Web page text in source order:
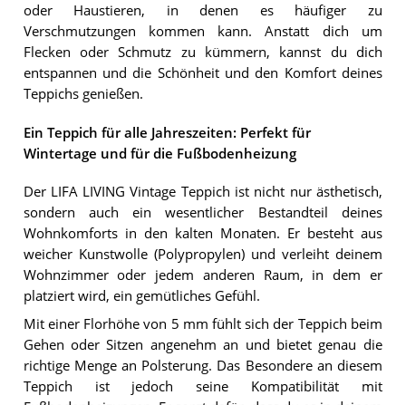
oder Haustieren, in denen es häufiger zu
Verschmutzungen kommen kann. Anstatt dich um
Flecken oder Schmutz zu kümmern, kannst du dich
entspannen und die Schönheit und den Komfort deines
Teppichs genießen.
Ein Teppich für alle Jahreszeiten: Perfekt für
Wintertage und für die Fußbodenheizung
Der LIFA LIVING Vintage Teppich ist nicht nur ästhetisch,
sondern auch ein wesentlicher Bestandteil deines
Wohnkomforts in den kalten Monaten. Er besteht aus
weicher Kunstwolle (Polypropylen) und verleiht deinem
Wohnzimmer oder jedem anderen Raum, in dem er
platziert wird, ein gemütliches Gefühl.
Mit einer Florhöhe von 5 mm fühlt sich der Teppich beim
Gehen oder Sitzen angenehm an und bietet genau die
richtige Menge an Polsterung. Das Besondere an diesem
Teppich ist jedoch seine Kompatibilität mit